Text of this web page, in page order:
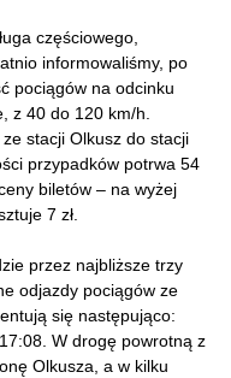
częściowego,
informowaliśmy, po
pociągów na odcinku
z 40 do 120 km/h.
stacji Olkusz do stacji
przypadków potrwa 54
biletów – na wyżej
7 zł.
przez najbliższe trzy
odjazdy pociągów ze
się następująco:
W drogę powrotną z
Olkusza, a w kilku